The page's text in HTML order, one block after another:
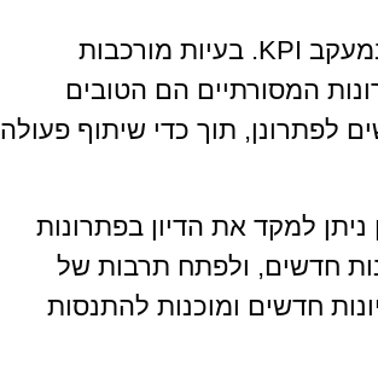
חשיבה יצירתית יכולה להוות יתרון משמעותי בשיפור ביצועים במעקב KPI. בעיות מורכבות
המסורתיים הם הטובים
לפתרונן, תוך כדי שיתוף פעולה
למקד את הדיון בפתרונות
חדשים, ולפתח תרבות של
חדשים ומוכנות להתנסות